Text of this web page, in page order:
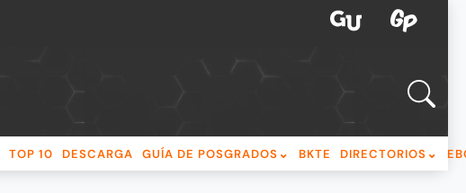
TOP 10 DESCARGA GUÍA DE POSGRADOS BKTE DIRECTORIOS